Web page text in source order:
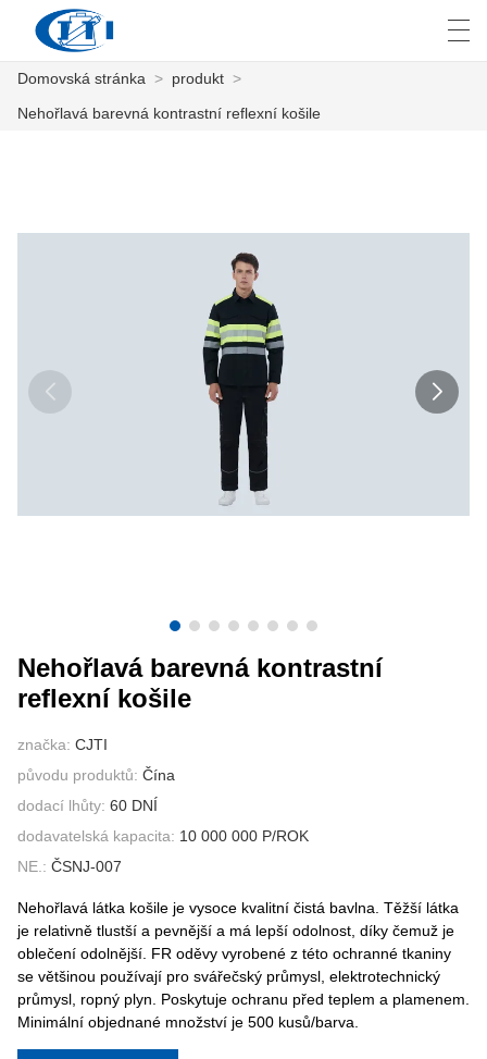
ZPRÁVY
العربية česky
Domovská stránka > produkt >
Nehořlavá barevná kontrastní reflexní košile
Nehořlavá barevná kontrastní
reflexní košile
značka: CJTI
původu produktů: Čína
dodací lhůty: 60 DNÍ
dodavatelská kapacita: 10 000 000 P/ROK
NE.: ČSNJ-007
Nehořlavá látka košile je vysoce kvalitní čistá bavlna. Těžší látka
je relativně tlustší a pevnější a má lepší odolnost, díky čemuž je
oblečení odolnější. FR oděvy vyrobené z této ochranné tkaniny
se většinou používají pro svářečský průmysl, elektrotechnický
průmysl, ropný plyn. Poskytuje ochranu před teplem a plamenem.
Minimální objednané množství je 500 kusů/barva.